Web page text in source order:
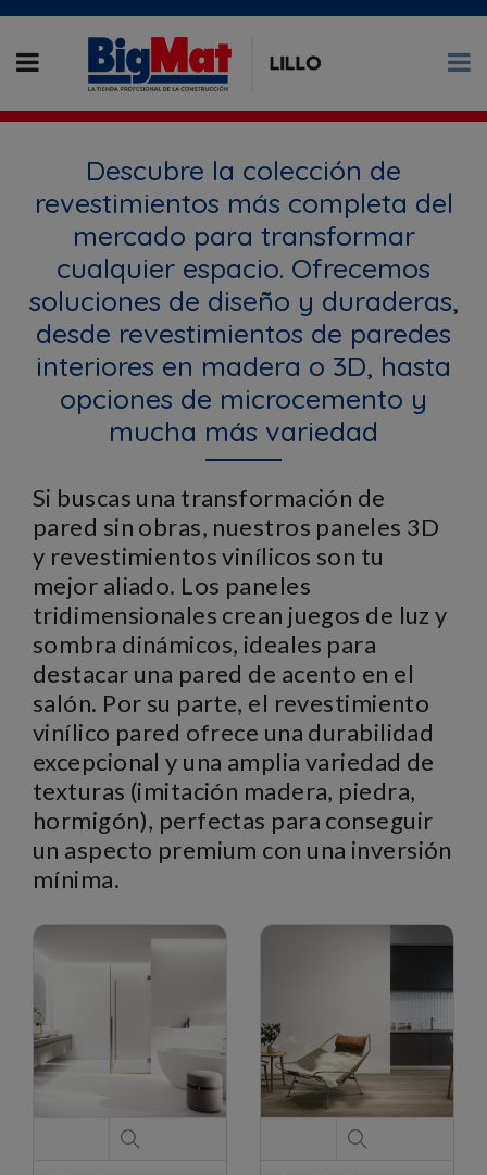
Descubre la colección de
revestimientos más completa del
mercado para transformar
cualquier espacio. Ofrecemos
soluciones de diseño y duraderas,
desde revestimientos de paredes
interiores en madera o 3D, hasta
opciones de microcemento y
mucha más variedad
Si buscas una transformación de
pared sin obras, nuestros paneles 3D
y revestimientos vinílicos son tu
mejor aliado. Los paneles
tridimensionales crean juegos de luz y
sombra dinámicos, ideales para
destacar una pared de acento en el
salón. Por su parte, el revestimiento
vinílico pared ofrece una durabilidad
excepcional y una amplia variedad de
texturas (imitación madera, piedra,
hormigón), perfectas para conseguir
un aspecto premium con una inversión
mínima.